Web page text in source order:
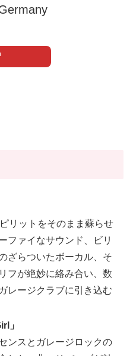
リットをそのまま蘇らせ
ファイなサウンド、ビリ
ざらついたボーカル、そ
フが絶妙に絡み合い、数
レージクラブに引き込む
」
ンスとガレージロックの